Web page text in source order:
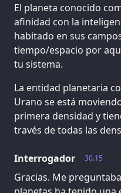
El planeta conocido
afinidad con la
habitado en sus
tiempo/espacio por
tu sistema.
La entidad planetaria
Urano se está
primera densidad y
través de todas las
30.15
Interrogador
Gracias. Me